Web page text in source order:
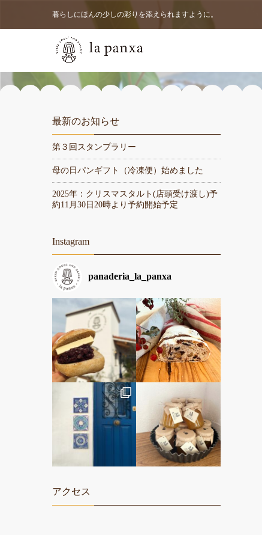
暮らしにほんの少しの彩りを添えられますように。
最新のお知らせ
第３回スタンプラリー
母の日パンギフト（冷凍便）始めました
2025年：クリスマスタルト(店頭受け渡し)予
約11月30日20時より予約開始予定
Instagram
panaderia_la_panxa
アクセス